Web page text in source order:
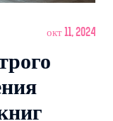
окт 11, 2024